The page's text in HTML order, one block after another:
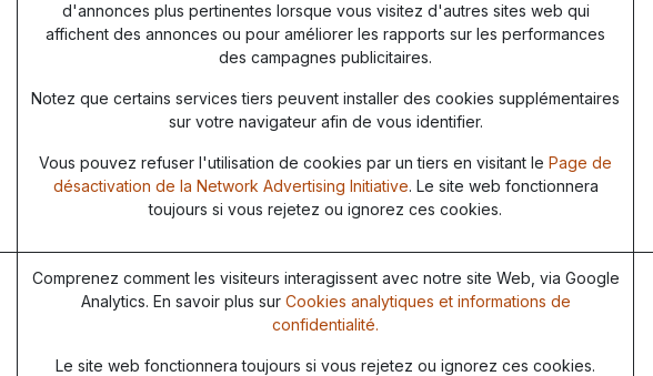
d'annonces plus pertinentes lorsque vous visitez d'autres sites web qui
affichent des annonces ou pour améliorer les rapports sur les performances
des campagnes publicitaires.
Notez que certains services tiers peuvent installer des cookies supplémentaires
sur votre navigateur afin de vous identifier.
Vous pouvez refuser l'utilisation de cookies par un tiers en visitant le Page de
désactivation de la Network Advertising Initiative. Le site web fonctionnera
toujours si vous rejetez ou ignorez ces cookies.
Comprenez comment les visiteurs interagissent avec notre site Web, via Google
Analytics. En savoir plus sur Cookies analytiques et informations de
confidentialité.
Le site web fonctionnera toujours si vous rejetez ou ignorez ces cookies.